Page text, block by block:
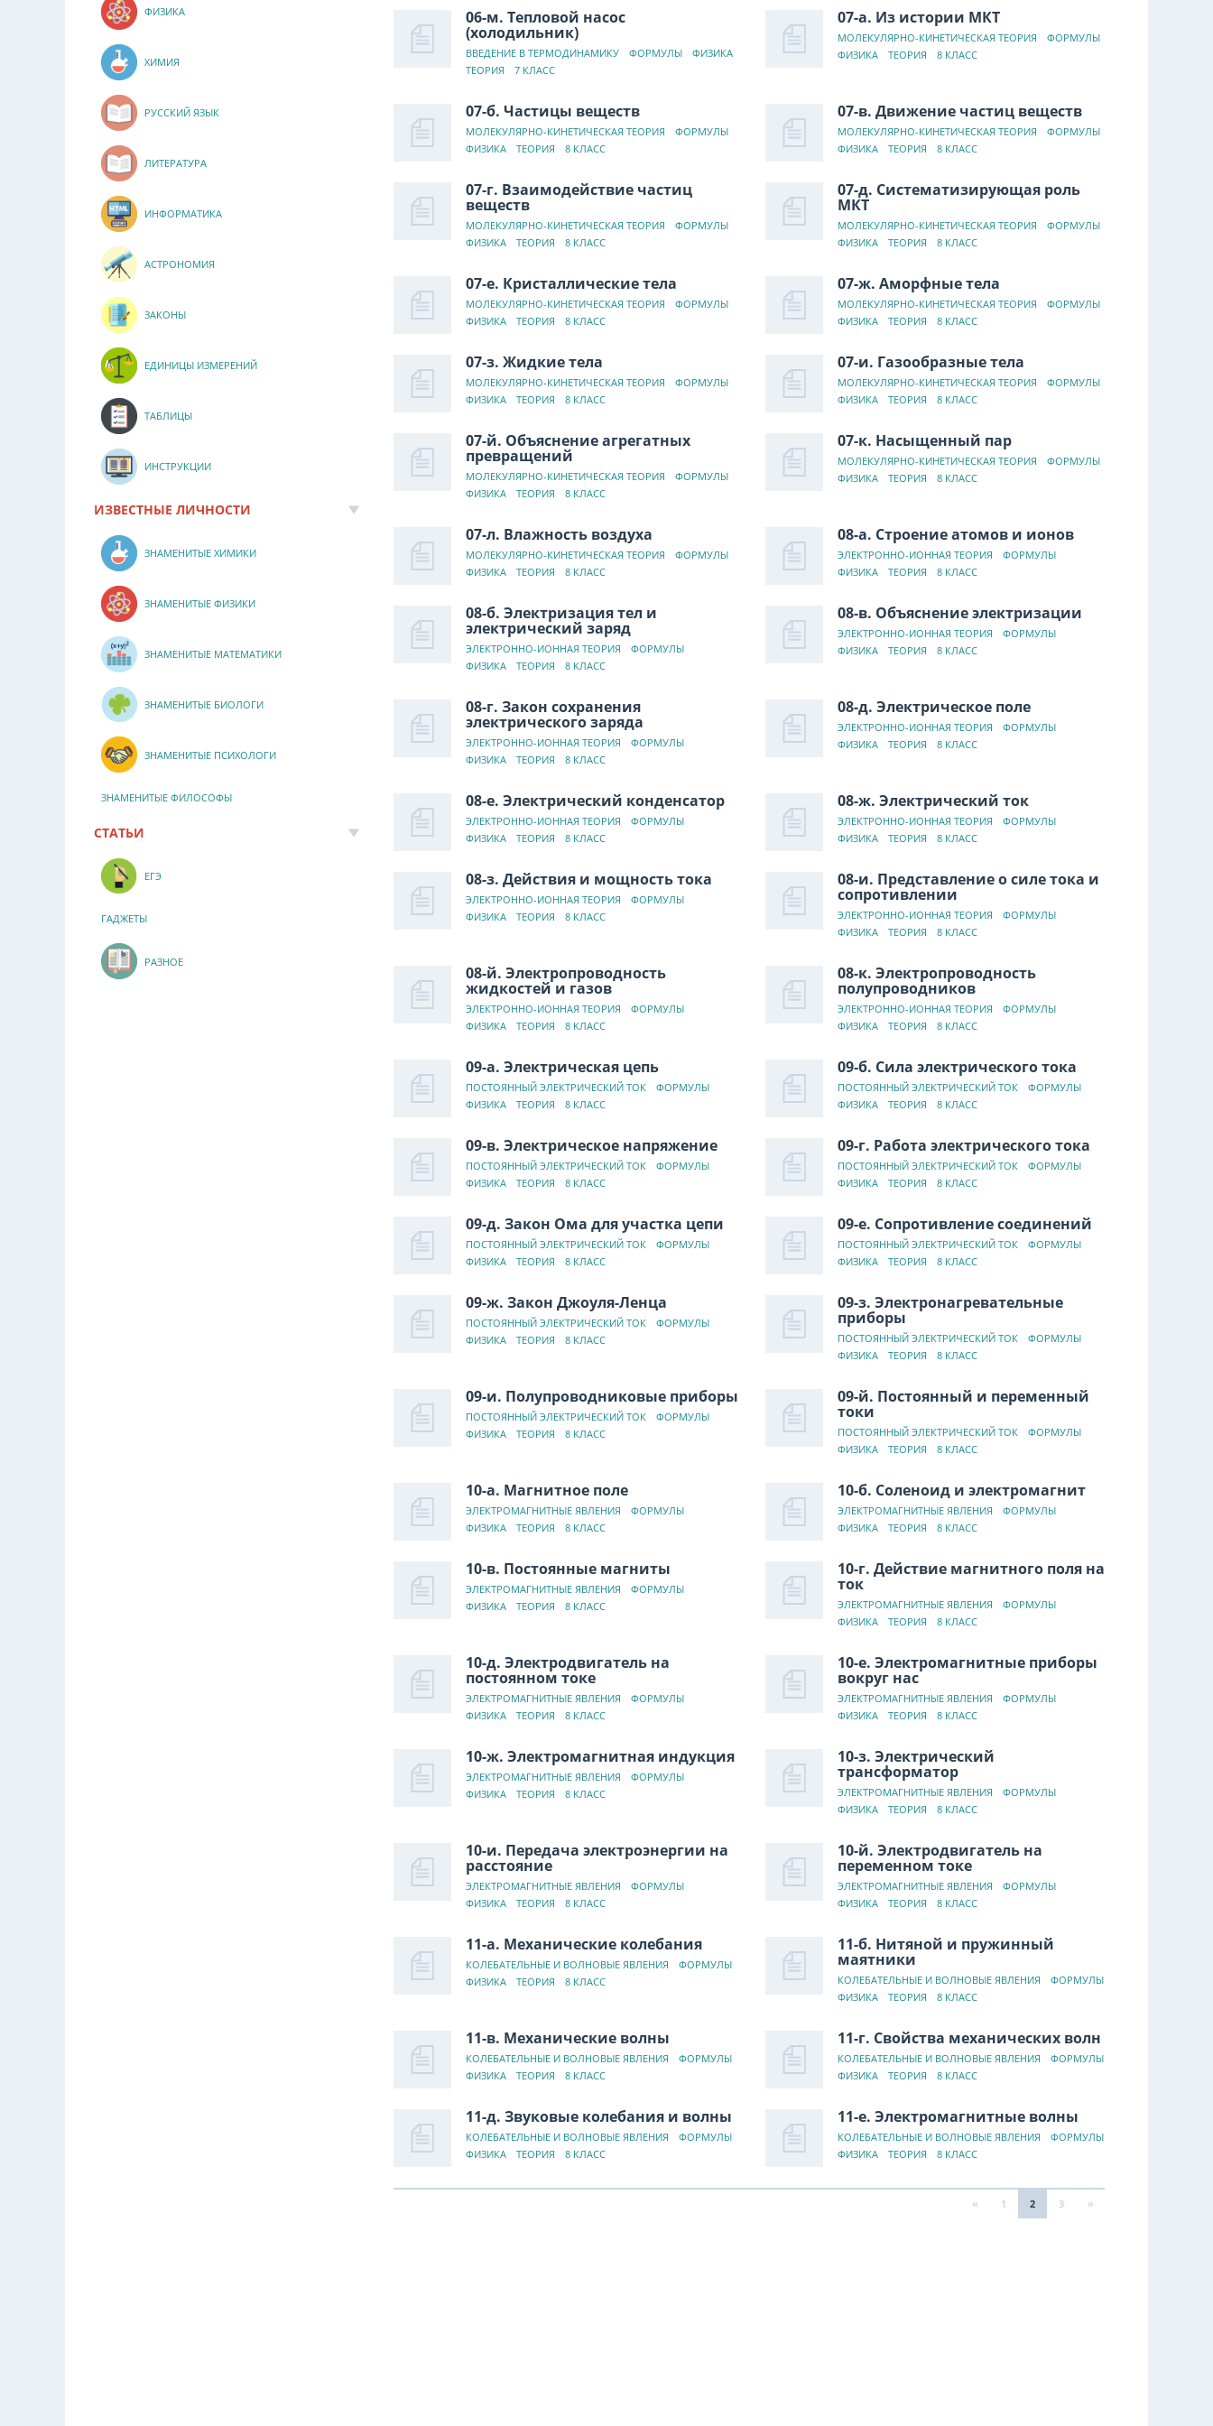
06-м. Тепловой насос
(холодильник)
ВВЕДЕНИЕ В ТЕРМОДИНАМИКУ ФОРМУЛЫ
ФИЗИКА
ТЕОРИЯ
7 КЛАСС
07-а. Из истории МКТ
МОЛЕКУЛЯРНО-КИНЕТИЧЕСКАЯ ТЕОРИЯ
ФОРМУЛЫ
ФИЗИКА
ТЕОРИЯ 8 КЛАСС
07-б. Частицы веществ
МОЛЕКУЛЯРНО-КИНЕТИЧЕСКАЯ ТЕОРИЯ
ФОРМУЛЫ
ФИЗИКА
ТЕОРИЯ 8 КЛАСС
07-в. Движение частиц веществ
МОЛЕКУЛЯРНО-КИНЕТИЧЕСКАЯ ТЕОРИЯ
ФОРМУЛЫ
ФИЗИКА
ТЕОРИЯ 8 КЛАСС
07-г. Взаимодействие частиц
веществ
МОЛЕКУЛЯРНО-КИНЕТИЧЕСКАЯ ТЕОРИЯ
ФОРМУЛЫ
ФИЗИКА
ТЕОРИЯ 8 КЛАСС
07-д. Систематизирующая роль
МКТ
МОЛЕКУЛЯРНО-КИНЕТИЧЕСКАЯ ТЕОРИЯ
ФОРМУЛЫ
ФИЗИКА
ТЕОРИЯ 8 КЛАСС
07-е. Кристаллические тела
МОЛЕКУЛЯРНО-КИНЕТИЧЕСКАЯ ТЕОРИЯ
ФОРМУЛЫ
ФИЗИКА
ТЕОРИЯ 8 КЛАСС
07-ж. Аморфные тела
МОЛЕКУЛЯРНО-КИНЕТИЧЕСКАЯ ТЕОРИЯ
ФОРМУЛЫ
ФИЗИКА
ТЕОРИЯ 8 КЛАСС
07-з. Жидкие тела
МОЛЕКУЛЯРНО-КИНЕТИЧЕСКАЯ ТЕОРИЯ
ФОРМУЛЫ
ФИЗИКА
ТЕОРИЯ 8 КЛАСС
07-и. Газообразные тела
МОЛЕКУЛЯРНО-КИНЕТИЧЕСКАЯ ТЕОРИЯ
ФОРМУЛЫ
ФИЗИКА
ТЕОРИЯ 8 КЛАСС
07-й. Объяснение агрегатных
превращений
МОЛЕКУЛЯРНО-КИНЕТИЧЕСКАЯ ТЕОРИЯ
ФОРМУЛЫ
ФИЗИКА
ТЕОРИЯ 8 КЛАСС
07-к. Насыщенный пар
МОЛЕКУЛЯРНО-КИНЕТИЧЕСКАЯ ТЕОРИЯ
ФОРМУЛЫ
ФИЗИКА
ТЕОРИЯ 8 КЛАСС
07-л. Влажность воздуха
МОЛЕКУЛЯРНО-КИНЕТИЧЕСКАЯ ТЕОРИЯ
ФОРМУЛЫ
ФИЗИКА
ТЕОРИЯ 8 КЛАСС
08-а. Строение атомов и ионов
ЭЛЕКТРОННО-ИОННАЯ ТЕОРИЯ
ФОРМУЛЫ
ФИЗИКА
ТЕОРИЯ 8 КЛАСС
08-б. Электризация тел и
электрический заряд
ЭЛЕКТРОННО-ИОННАЯ ТЕОРИЯ
ФОРМУЛЫ
ФИЗИКА
ТЕОРИЯ 8 КЛАСС
08-в. Объяснение электризации
ЭЛЕКТРОННО-ИОННАЯ ТЕОРИЯ
ФОРМУЛЫ
ФИЗИКА
ТЕОРИЯ 8 КЛАСС
08-г. Закон сохранения
электрического заряда
ЭЛЕКТРОННО-ИОННАЯ ТЕОРИЯ
ФОРМУЛЫ
ФИЗИКА
ТЕОРИЯ 8 КЛАСС
08-д. Электрическое поле
ЭЛЕКТРОННО-ИОННАЯ ТЕОРИЯ
ФОРМУЛЫ
ФИЗИКА
ТЕОРИЯ 8 КЛАСС
08-е. Электрический конденсатор
ЭЛЕКТРОННО-ИОННАЯ ТЕОРИЯ
ФОРМУЛЫ
ФИЗИКА
ТЕОРИЯ 8 КЛАСС
08-ж. Электрический ток
ЭЛЕКТРОННО-ИОННАЯ ТЕОРИЯ
ФОРМУЛЫ
ФИЗИКА
ТЕОРИЯ 8 КЛАСС
08-з. Действия и мощность тока
ЭЛЕКТРОННО-ИОННАЯ ТЕОРИЯ
ФОРМУЛЫ
ФИЗИКА
ТЕОРИЯ 8 КЛАСС
08-и. Представление о силе тока и
сопротивлении
ЭЛЕКТРОННО-ИОННАЯ ТЕОРИЯ
ФОРМУЛЫ
ФИЗИКА
ТЕОРИЯ 8 КЛАСС
08-й. Электропроводность
жидкостей и газов
ЭЛЕКТРОННО-ИОННАЯ ТЕОРИЯ
ФОРМУЛЫ
ФИЗИКА
ТЕОРИЯ 8 КЛАСС
08-к. Электропроводность
полупроводников
ЭЛЕКТРОННО-ИОННАЯ ТЕОРИЯ
ФОРМУЛЫ
ФИЗИКА
ТЕОРИЯ 8 КЛАСС
09-а. Электрическая цепь
ПОСТОЯННЫЙ ЭЛЕКТРИЧЕСКИЙ ТОК
ФОРМУЛЫ
ФИЗИКА
ТЕОРИЯ 8 КЛАСС
09-б. Сила электрического тока
ПОСТОЯННЫЙ ЭЛЕКТРИЧЕСКИЙ ТОК
ФОРМУЛЫ
ФИЗИКА
ТЕОРИЯ 8 КЛАСС
09-в. Электрическое напряжение
ПОСТОЯННЫЙ ЭЛЕКТРИЧЕСКИЙ ТОК
ФОРМУЛЫ
ФИЗИКА
ТЕОРИЯ 8 КЛАСС
09-г. Работа электрического тока
ПОСТОЯННЫЙ ЭЛЕКТРИЧЕСКИЙ ТОК
ФОРМУЛЫ
ФИЗИКА
ТЕОРИЯ 8 КЛАСС
09-д. Закон Ома для участка цепи
ПОСТОЯННЫЙ ЭЛЕКТРИЧЕСКИЙ ТОК
ФОРМУЛЫ
ФИЗИКА
ТЕОРИЯ 8 КЛАСС
09-е. Сопротивление соединений
ПОСТОЯННЫЙ ЭЛЕКТРИЧЕСКИЙ ТОК
ФОРМУЛЫ
ФИЗИКА
ТЕОРИЯ 8 КЛАСС
09-ж. Закон Джоуля-Ленца
ПОСТОЯННЫЙ ЭЛЕКТРИЧЕСКИЙ ТОК
ФОРМУЛЫ
ФИЗИКА
ТЕОРИЯ 8 КЛАСС
09-з. Электронагревательные
приборы
ПОСТОЯННЫЙ ЭЛЕКТРИЧЕСКИЙ ТОК
ФОРМУЛЫ
ФИЗИКА
ТЕОРИЯ 8 КЛАСС
09-и. Полупроводниковые приборы
ПОСТОЯННЫЙ ЭЛЕКТРИЧЕСКИЙ ТОК
ФОРМУЛЫ
ФИЗИКА
ТЕОРИЯ 8 КЛАСС
09-й. Постоянный и переменный
токи
ПОСТОЯННЫЙ ЭЛЕКТРИЧЕСКИЙ ТОК
ФОРМУЛЫ
ФИЗИКА
ТЕОРИЯ 8 КЛАСС
10-а. Магнитное поле
ЭЛЕКТРОМАГНИТНЫЕ ЯВЛЕНИЯ
ФОРМУЛЫ
ФИЗИКА
ТЕОРИЯ 8 КЛАСС
10-б. Соленоид и электромагнит
ЭЛЕКТРОМАГНИТНЫЕ ЯВЛЕНИЯ
ФОРМУЛЫ
ФИЗИКА
ТЕОРИЯ 8 КЛАСС
10-в. Постоянные магниты
ЭЛЕКТРОМАГНИТНЫЕ ЯВЛЕНИЯ
ФОРМУЛЫ
ФИЗИКА
ТЕОРИЯ 8 КЛАСС
10-г. Действие магнитного поля на
ток
ЭЛЕКТРОМАГНИТНЫЕ ЯВЛЕНИЯ
ФОРМУЛЫ
ФИЗИКА
ТЕОРИЯ 8 КЛАСС
10-д. Электродвигатель на
постоянном токе
ЭЛЕКТРОМАГНИТНЫЕ ЯВЛЕНИЯ
ФОРМУЛЫ
ФИЗИКА
ТЕОРИЯ 8 КЛАСС
10-е. Электромагнитные приборы
вокруг нас
ЭЛЕКТРОМАГНИТНЫЕ ЯВЛЕНИЯ
ФОРМУЛЫ
ФИЗИКА
ТЕОРИЯ 8 КЛАСС
10-ж. Электромагнитная индукция
ЭЛЕКТРОМАГНИТНЫЕ ЯВЛЕНИЯ
ФОРМУЛЫ
ФИЗИКА
ТЕОРИЯ 8 КЛАСС
10-з. Электрический
трансформатор
ЭЛЕКТРОМАГНИТНЫЕ ЯВЛЕНИЯ
ФОРМУЛЫ
ФИЗИКА
ТЕОРИЯ 8 КЛАСС
10-и. Передача электроэнергии на
расстояние
ЭЛЕКТРОМАГНИТНЫЕ ЯВЛЕНИЯ
ФОРМУЛЫ
ФИЗИКА
ТЕОРИЯ 8 КЛАСС
10-й. Электродвигатель на
переменном токе
ЭЛЕКТРОМАГНИТНЫЕ ЯВЛЕНИЯ
ФОРМУЛЫ
ФИЗИКА
ТЕОРИЯ 8 КЛАСС
11-а. Механические колебания
КОЛЕБАТЕЛЬНЫЕ И ВОЛНОВЫЕ ЯВЛЕНИЯ
ФОРМУЛЫ
ФИЗИКА
ТЕОРИЯ 8 КЛАСС
11-б. Нитяной и пружинный
маятники
КОЛЕБАТЕЛЬНЫЕ И ВОЛНОВЫЕ ЯВЛЕНИЯ
ФОРМУЛЫ
ФИЗИКА
ТЕОРИЯ 8 КЛАСС
11-в. Механические волны
КОЛЕБАТЕЛЬНЫЕ И ВОЛНОВЫЕ ЯВЛЕНИЯ
ФОРМУЛЫ
ФИЗИКА
ТЕОРИЯ 8 КЛАСС
11-г. Свойства механических волн
КОЛЕБАТЕЛЬНЫЕ И ВОЛНОВЫЕ ЯВЛЕНИЯ
ФОРМУЛЫ
ФИЗИКА
ТЕОРИЯ 8 КЛАСС
11-д. Звуковые колебания и волны
КОЛЕБАТЕЛЬНЫЕ И ВОЛНОВЫЕ ЯВЛЕНИЯ
ФОРМУЛЫ
ФИЗИКА
ТЕОРИЯ 8 КЛАСС
11-е. Электромагнитные волны
КОЛЕБАТЕЛЬНЫЕ И ВОЛНОВЫЕ ЯВЛЕНИЯ
ФОРМУЛЫ
ФИЗИКА
ТЕОРИЯ 8 КЛАСС
« 1 2 3 »
ФИЗИКА
ХИМИЯ
РУССКИЙ ЯЗЫК
ЛИТЕРАТУРА
ИНФОРМАТИКА
АСТРОНОМИЯ
ЗАКОНЫ
ЕДИНИЦЫ ИЗМЕРЕНИЙ
ТАБЛИЦЫ
ИНСТРУКЦИИ
ИЗВЕСТНЫЕ ЛИЧНОСТИ
ЗНАМЕНИТЫЕ ХИМИКИ
ЗНАМЕНИТЫЕ ФИЗИКИ
ЗНАМЕНИТЫЕ МАТЕМАТИКИ
ЗНАМЕНИТЫЕ БИОЛОГИ
ЗНАМЕНИТЫЕ ПСИХОЛОГИ
ЗНАМЕНИТЫЕ ФИЛОСОФЫ
СТАТЬИ
ЕГЭ
ГАДЖЕТЫ
РАЗНОЕ